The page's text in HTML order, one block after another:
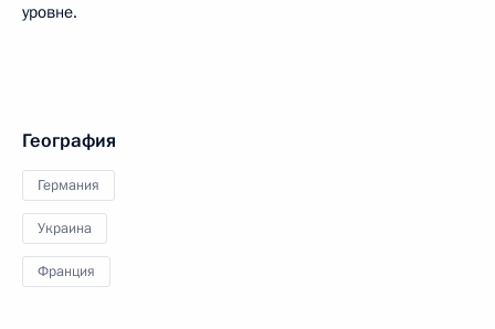
уровне.
География
Германия
Украина
Франция